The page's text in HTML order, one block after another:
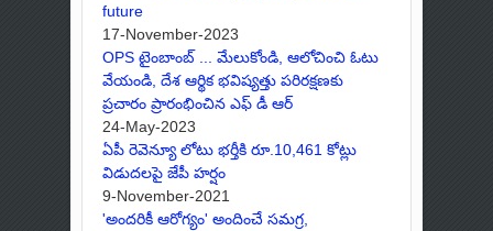
future
17-November-2023
OPS టైంబాంబ్ ... మేలుకోండి, ఆలోచించి ఓటు
వేయండి, దేశ ఆర్థిక భవిష్యత్తు పరిరక్షణకు
ప్రచారం ప్రారంభించిన ఎఫ్ డీ ఆర్
24-May-2023
ఏపీ రెవెన్యూ లోటు భర్తీకి రూ.10,461 కోట్లు
విడుదలపై జేపీ హర్షం
9-November-2021
'అందరికీ ఆరోగ్యం' అందించే సమగ్ర,